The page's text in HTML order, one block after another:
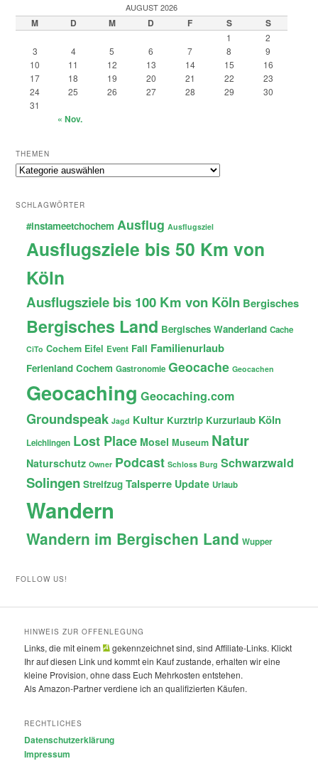
AUGUST 2026
M D M D F S S
1
2
3
4 5 6 7 8
9
10
11 12 13 14 15
16
17
18 19 20 21 22
23
24
25 26 27 28 29
30
31
« Nov.
THEMEN
Themen
SCHLAGWÖRTER
#instameetchochem Ausflug Ausflugsziel
Ausflugsziele bis 50 Km von
Köln
Ausflugsziele bis 100 Km von Köln Bergisches
Bergisches Land Bergisches Wanderland Cache
CiTo Cochem Eifel Event Fail Familienurlaub
Ferienland Cochem Gastronomie Geocache Geocachen
Geocaching Geocaching.com
Groundspeak Jagd Kultur Kurztrip Kurzurlaub Köln
Leichlingen Lost Place Mosel Museum Natur
Naturschutz Owner Podcast Schloss Burg Schwarzwald
Solingen Streifzug Talsperre Update Urlaub
Wandern
Wandern im Bergischen Land Wupper
FOLLOW US!
HINWEIS ZUR OFFENLEGUNG
Links, die mit einem
gekennzeichnet sind, sind Affiliate-Links. Klickt
Ihr auf diesen Link und kommt ein Kauf zustande, erhalten wir eine
kleine Provision, ohne dass Euch Mehrkosten entstehen.
Als Amazon-Partner verdiene ich an qualifizierten Käufen.
RECHTLICHES
Datenschutzerklärung
Impressum